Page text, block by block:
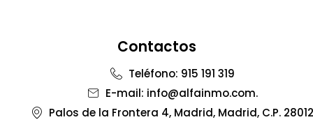
Contactos
Teléfono: 915 191 319
E-mail: info@alfainmo.com.
Palos de la Frontera 4, Madrid, Madrid, C.P.